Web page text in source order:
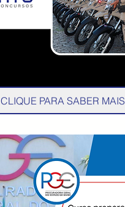
CLIQUE PARA SABER MAIS